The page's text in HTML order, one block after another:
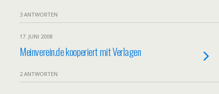
3 ANTWORTEN
17. JUNI 2008
Meinverein.de kooperiert mit Verlagen
2 ANTWORTEN